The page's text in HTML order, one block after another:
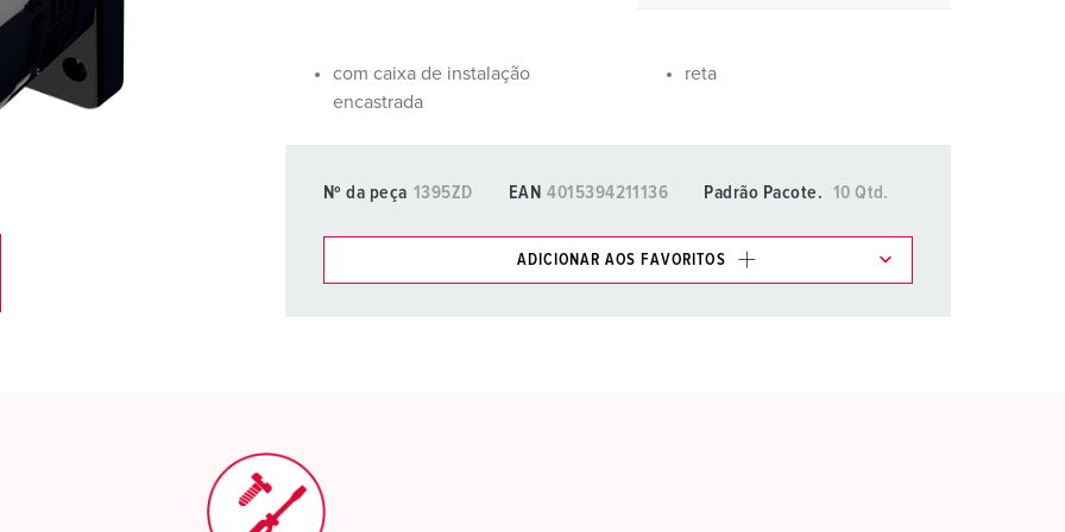
Fichas e tomadas de acordo com normas internacionais
Tecnologia de dados/redes
Versões especiais
com caixa de instalação
encastrada
reta
Nº da peça 1395ZD EAN 4015394211136 Padrão Pacote. 10 Qtd.
ADICIONAR AOS FAVORITOS